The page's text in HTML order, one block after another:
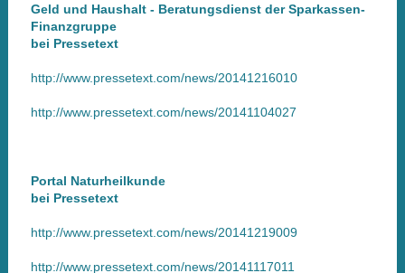
Geld und Haushalt - Beratungsdienst der Sparkassen-
Finanzgruppe
bei Pressetext
http://www.pressetext.com/news/20141216010
http://www.pressetext.com/news/20141104027
Portal Naturheilkunde
bei Pressetext
http://www.pressetext.com/news/20141219009
http://www.pressetext.com/news/20141117011